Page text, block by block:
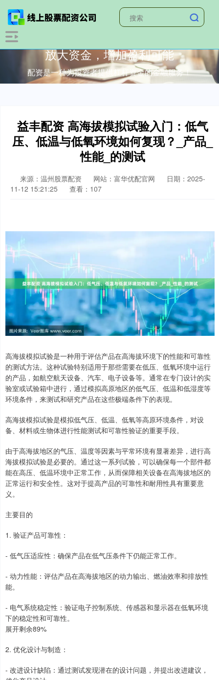
放大资金，增加盈利可能
配资是一种为投资者提供杠杆资金的金融服务！
益丰配资 高海拔模拟试验入门：低气
压、低温与低氧环境如何复现？_产品_
性能_的测试
来源：温州股票配资 网站：富华优配官网
日期：2025-
11-12 15:21:25
查看：107
高海拔模拟试验是一种用于评估产品在高海拔环境下的性能和可靠性
的测试方法。这种试验特别适用于那些需要在低压、低氧环境中运行
的产品，如航空航天设备、汽车、电子设备等。通常在专门设计的实
验室或试验箱中进行，通过模拟高原地区的低气压、低温和低湿度等
环境条件，来测试和研究产品在这些极端条件下的表现。
高海拔模拟试验是模拟低气压、低温、低氧等高原环境条件，对设
备、材料或生物体进行性能测试和可靠性验证的重要手段。
由于高海拔地区的气压、温度等因素与平常环境有显著差异，进行高
海拔模拟试验是必要的。通过这一系列试验，可以确保每一个部件都
能在高压、低温环境中正常工作，从而保障相关设备在高海拔地区的
正常运行和安全性。这对于提高产品的可靠性和耐用性具有重要意
义。
主要目的
1. 验证产品可靠性：
- 低气压适应性：确保产品在低气压条件下仍能正常工作。
- 动力性能：评估产品在高海拔地区的动力输出、燃油效率和排放性
能。
- 电气系统稳定性：验证电子控制系统、传感器和显示器在低氧环境
下的稳定性和可靠性。
展开剩余89%
2. 优化设计与制造：
- 改进设计缺陷：通过测试发现潜在的设计问题，并提出改进建议，